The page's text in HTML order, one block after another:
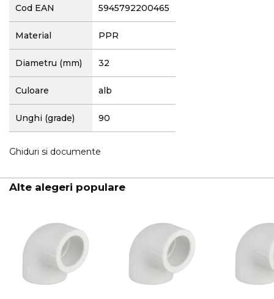
Cod EAN 5945792200465
Material PPR
Diametru (mm) 32
Culoare alb
Unghi (grade) 90
Ghiduri si documente
Alte alegeri populare